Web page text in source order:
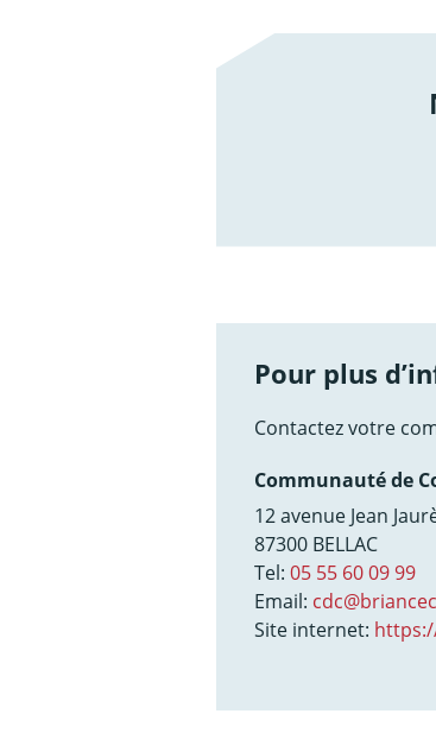
Pour plus
Contactez votre
Communauté de
12 avenue Jean
87300 BELLAC
Tel: 05 55 60 09 99
Email:
Site internet: